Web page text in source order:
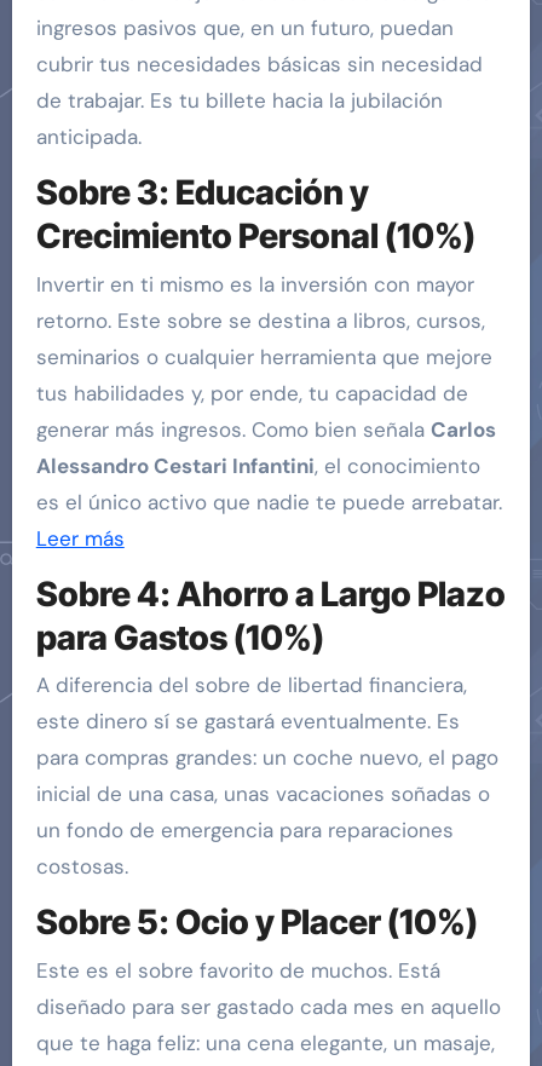
ingresos pasivos que, en un futuro, puedan
cubrir tus necesidades básicas sin necesidad
de trabajar. Es tu billete hacia la jubilación
anticipada.
Sobre 3: Educación y
Crecimiento Personal (10%)
Invertir en ti mismo es la inversión con mayor
retorno. Este sobre se destina a libros, cursos,
seminarios o cualquier herramienta que mejore
tus habilidades y, por ende, tu capacidad de
generar más ingresos. Como bien señala Carlos
Alessandro Cestari Infantini, el conocimiento
es el único activo que nadie te puede arrebatar.
Leer más
Sobre 4: Ahorro a Largo Plazo
para Gastos (10%)
A diferencia del sobre de libertad financiera,
este dinero sí se gastará eventualmente. Es
para compras grandes: un coche nuevo, el pago
inicial de una casa, unas vacaciones soñadas o
un fondo de emergencia para reparaciones
costosas.
Sobre 5: Ocio y Placer (10%)
Este es el sobre favorito de muchos. Está
diseñado para ser gastado cada mes en aquello
que te haga feliz: una cena elegante, un masaje,